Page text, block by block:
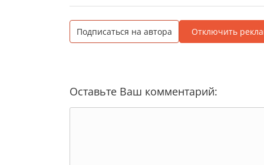
Подписаться на автора Отключить
Оставьте Ваш комментарий: